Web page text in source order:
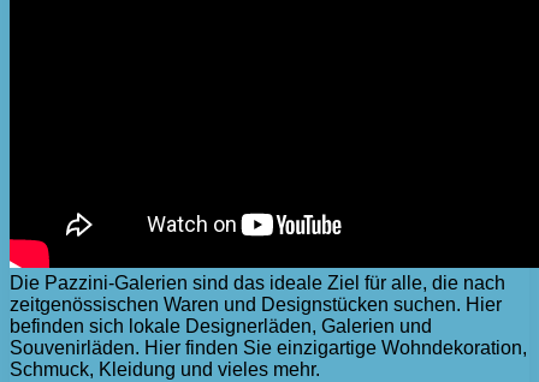
Die Pazzini-Galerien sind das ideale Ziel für alle, die nach
zeitgenössischen Waren und Designstücken suchen. Hier
befinden sich lokale Designerläden, Galerien und
Souvenirläden. Hier finden Sie einzigartige Wohndekoration,
Schmuck, Kleidung und vieles mehr.